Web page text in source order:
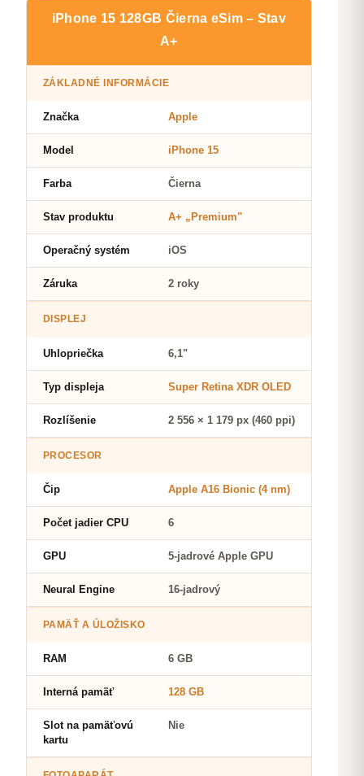
iPhone 15 128GB Čierna eSim – Stav
A+
ZÁKLADNÉ INFORMÁCIE
Značka Apple
Model iPhone 15
Farba Čierna
Stav produktu A+ „Premium"
Operačný systém iOS
Záruka 2 roky
DISPLEJ
Uhlopriečka 6,1"
Typ displeja Super Retina XDR OLED
Rozlíšenie 2 556 × 1 179 px (460 ppi)
PROCESOR
Čip Apple A16 Bionic (4 nm)
Počet jadier CPU 6
GPU 5-jadrové Apple GPU
Neural Engine 16-jadrový
PAMÄŤ A ÚLOŽISKO
RAM 6 GB
Interná pamäť 128 GB
Slot na pamäťovú
kartu
Nie